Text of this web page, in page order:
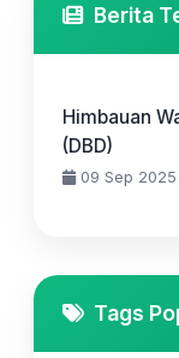
Berita
Himbauan
(DBD)
09 Sep 2025
Tags